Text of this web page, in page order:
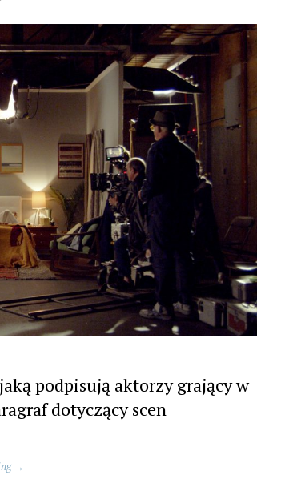
podpisują aktorzy grający w
dotyczący scen
„Body
→